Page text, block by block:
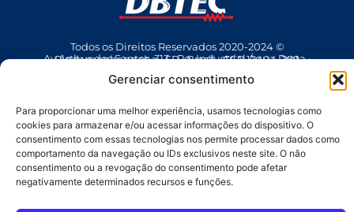
Gerenciar consentimento
Para proporcionar uma melhor experiência, usamos tecnologias como
cookies para armazenar e/ou acessar informações do dispositivo. O
consentimento com essas tecnologias nos permite processar dados como
comportamento da navegação ou IDs exclusivos neste site. O não
consentimento ou a revogação do consentimento pode afetar
negativamente determinados recursos e funções.
Todos os Direitos Reservados 2020-2024 ©
Av Arthur dos Santos, 313 • Pq. Industrial Água Preta • Pindamonhangaba • SP • Brasil • CEP 12404-289
(12) 3642 9006
• dbtec@dbtec.com.br